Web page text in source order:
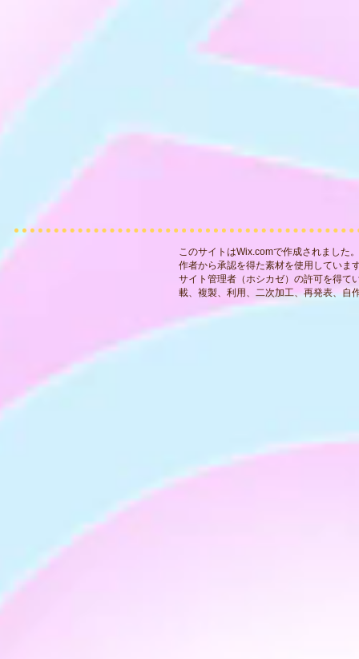
このサイトはWix.comで作成されました。
作者から承認を得た素材を使用していま
サイト管理者（ホシカゼ）の許可を得て
載、複製、利用、二次加工、再発表、自